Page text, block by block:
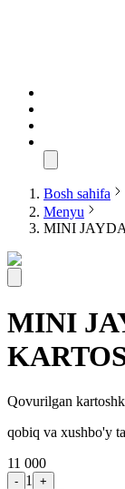
Bosh sahifa
Menyu
MINI
MINI
Qovurilgan
qobiq va xushbo'y
11 000
- 1
+